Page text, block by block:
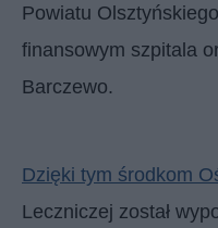
Powiatu
finansowym szpitala
Barczewo.
Dzięki tym środkom
Leczniczej został